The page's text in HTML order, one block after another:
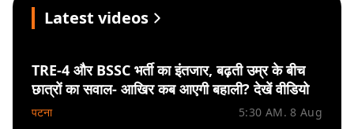
Latest videos
TRE-4 और BSSC भर्ती का इंतजार, बढ़ती उम्र के बीच
छात्रों का सवाल- आखिर कब आएगी बहाली? देखें वीडियो
पटना 5:30 AM. 8 Aug